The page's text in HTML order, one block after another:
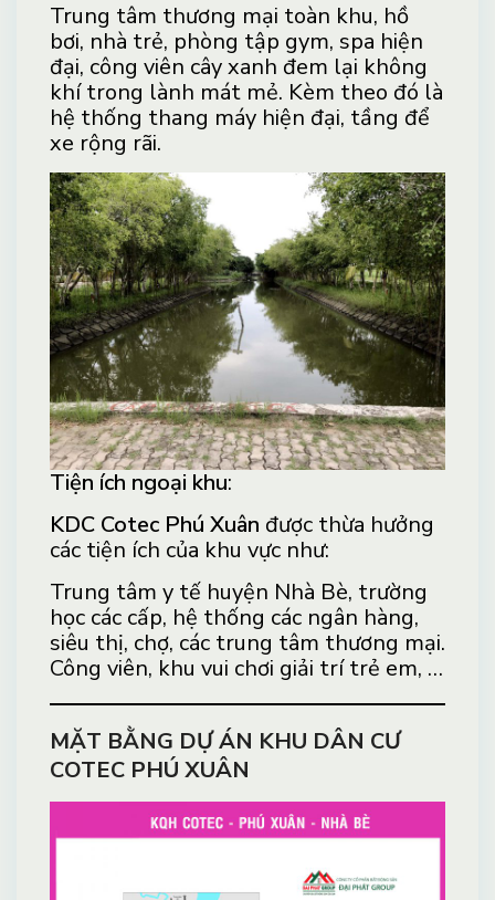
Trung tâm thương mại toàn khu, hồ
bơi, nhà trẻ, phòng tập gym, spa hiện
đại, công viên cây xanh đem lại không
khí trong lành mát mẻ. Kèm theo đó là
hệ thống thang máy hiện đại, tầng để
xe rộng rãi.
Tiện ích ngoại khu:
KDC Cotec Phú Xuân được thừa hưởng
các tiện ích của khu vực như:
Trung tâm y tế huyện Nhà Bè, trường
học các cấp, hệ thống các ngân hàng,
siêu thị, chợ, các trung tâm thương mại.
Công viên, khu vui chơi giải trí trẻ em, …
MẶT BẰNG DỰ ÁN KHU DÂN CƯ
COTEC PHÚ XUÂN